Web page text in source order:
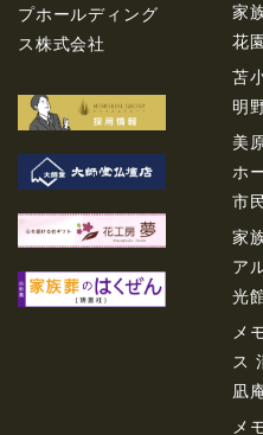
プホールディング
ス株式会社
家
花
苫
明
美
ホ
市
家
ア
光
メ
ス
凪
メ